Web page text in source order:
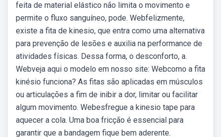
feita de material elástico não limita o movimento e
permite o fluxo sanguíneo, pode. Webfelizmente,
existe a fita de kinesio, que entra como uma alternativa
para prevenção de lesões e auxilia na performance de
atividades físicas. Dessa forma, o desconforto, a.
Webveja aqui o modelo em nosso site: Webcomo a fita
kinésio funciona? As fitas são aplicadas em músculos
ou articulações a fim de inibir a dor, limitar ou facilitar
algum movimento. Webesfregue a kinesio tape para
aquecer a cola. Uma boa fricção é essencial para
garantir que a bandagem fique bem aderente.